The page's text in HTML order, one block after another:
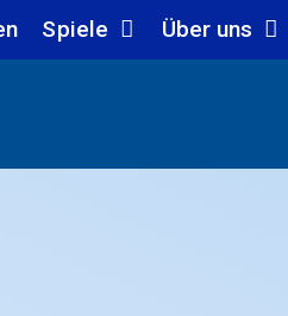
Spiele Über uns